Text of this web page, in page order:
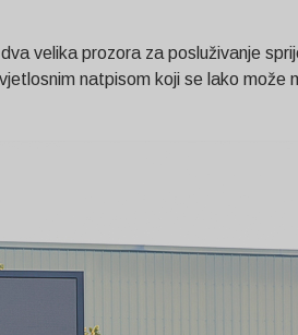
velika prozora za posluživanje
natpisom koji se lako može